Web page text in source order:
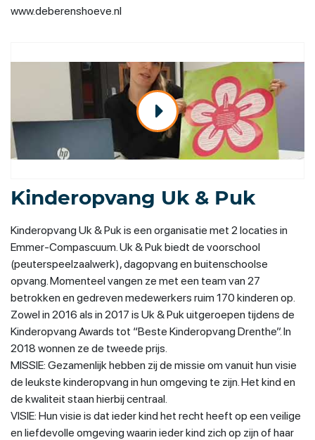
www.deberenshoeve.nl
Kinderopvang Uk & Puk
Kinderopvang Uk & Puk is een organisatie met 2 locaties in
Emmer-Compascuum. Uk & Puk biedt de voorschool
(peuterspeelzaalwerk), dagopvang en buitenschoolse
opvang. Momenteel vangen ze met een team van 27
betrokken en gedreven medewerkers ruim 170 kinderen op.
Zowel in 2016 als in 2017 is Uk & Puk uitgeroepen tijdens de
Kinderopvang Awards tot “Beste Kinderopvang Drenthe”. In
2018 wonnen ze de tweede prijs.
MISSIE: Gezamenlijk hebben zij de missie om vanuit hun visie
de leukste kinderopvang in hun omgeving te zijn. Het kind en
de kwaliteit staan hierbij centraal.
VISIE: Hun visie is dat ieder kind het recht heeft op een veilige
en liefdevolle omgeving waarin ieder kind zich op zijn of haar